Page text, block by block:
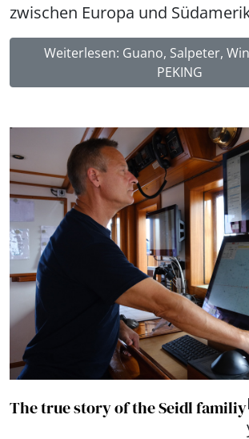
zwischen Europa und
Weiterlesen: Guano, Salpeter,
PEKING
The true story of the Seidl familiy